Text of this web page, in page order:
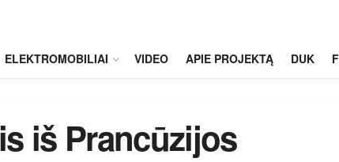
ELEKTROMOBILIAI VIDEO APIE PROJEKTĄ DUK
iš Prancūzijos